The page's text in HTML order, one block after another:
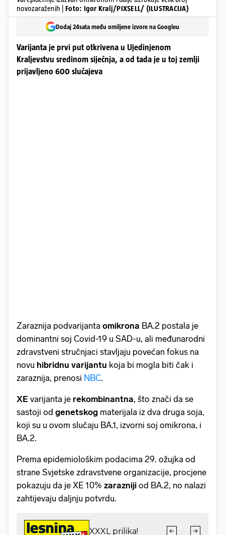
novozaraženih | Foto: Igor Kralj/PIXSELL/ (ILUSTRACIJA)
Dodaj 24sata među omiljene izvore na Googleu
Varijanta je prvi put otkrivena u Ujedinjenom
Kraljevstvu sredinom siječnja, a od tada je u toj zemlji
prijavljeno 600 slučajeva
Zaraznija podvarijanta omikrona BA.2 postala je
dominantni soj Covid-19 u SAD-u, ali međunarodni
zdravstveni stručnjaci stavljaju povećan fokus na
novu hibridnu varijantu koja bi mogla biti čak i
zaraznija, prenosi NBC.
XE varijanta je rekombinantna, što znači da se
sastoji od genetskog materijala iz dva druga soja,
koji su u ovom slučaju BA.1, izvorni soj omikrona, i
BA.2.
Prema epidemiološkim podacima 29. ožujka od
strane Svjetske zdravstvene organizacije, procjene
pokazuju da je XE 10% zarazniji od BA.2, no nalazi
zahtijevaju daljnju potvrdu.